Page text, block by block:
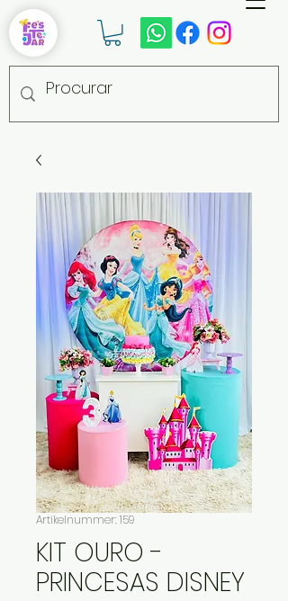
Artikelnummer: 159
KIT OURO -
PRINCESAS DISNEY